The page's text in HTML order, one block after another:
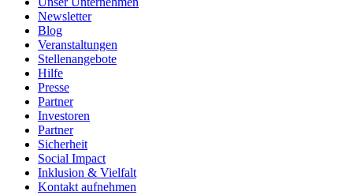
Newsletter
Blog
Veranstaltungen
Stellenangebote
Hilfe
Presse
Partner
Investoren
Partner
Sicherheit
Social Impact
Inklusion & Vielfalt
Kontakt aufnehmen